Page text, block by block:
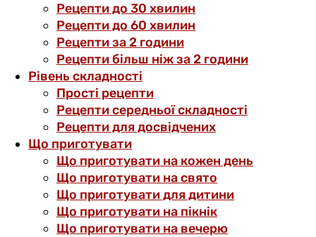
Рецепти до 30 хвилин
Рецепти до 60 хвилин
Рецепти за 2 години
Рецепти більш ніж за 2 години
Рівень складності
Прості рецепти
Рецепти середньої складності
Рецепти для досвідчених
Що приготувати
Що приготувати на кожен день
Що приготувати на свято
Що приготувати для дитини
Що приготувати на пікнік
Що приготувати на вечерю